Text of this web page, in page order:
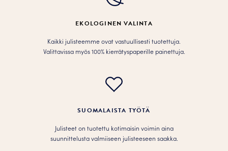
EKOLOGINEN VALINTA
Kaikki julisteemme ovat vastuullisesti tuotettuja.
Valittavissa myös 100% kierrätyspaperille painettuja.
SUOMALAISTA TYÖTÄ
Julisteet on tuotettu kotimaisin voimin aina
suunnittelusta valmiiseen julisteeseen saakka.